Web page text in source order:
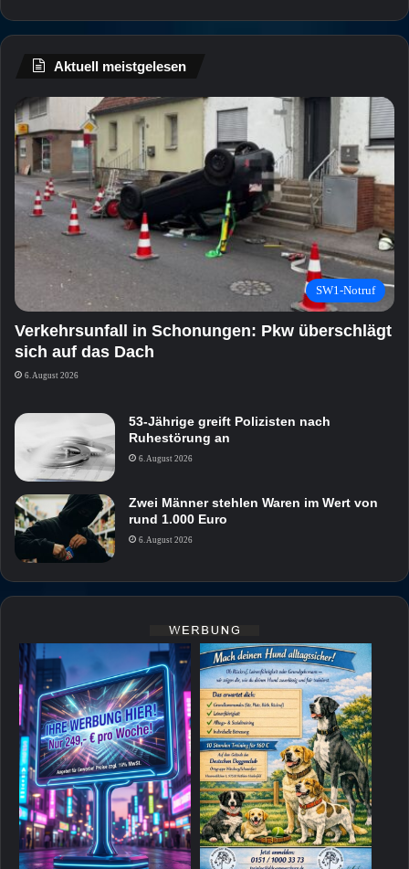
Aktuell meistgelesen
SW1-Notruf
Verkehrsunfall in Schonungen: Pkw überschlägt
sich auf das Dach
6. August 2026
53-Jährige greift Polizisten nach
Ruhestörung an
6. August 2026
Zwei Männer stehlen Waren im Wert von
rund 1.000 Euro
6. August 2026